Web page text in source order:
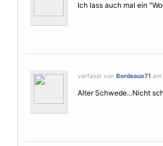
Ich lass auch mal ein
verfasst von Bordeaux71 am
Alter Schwede...Nicht